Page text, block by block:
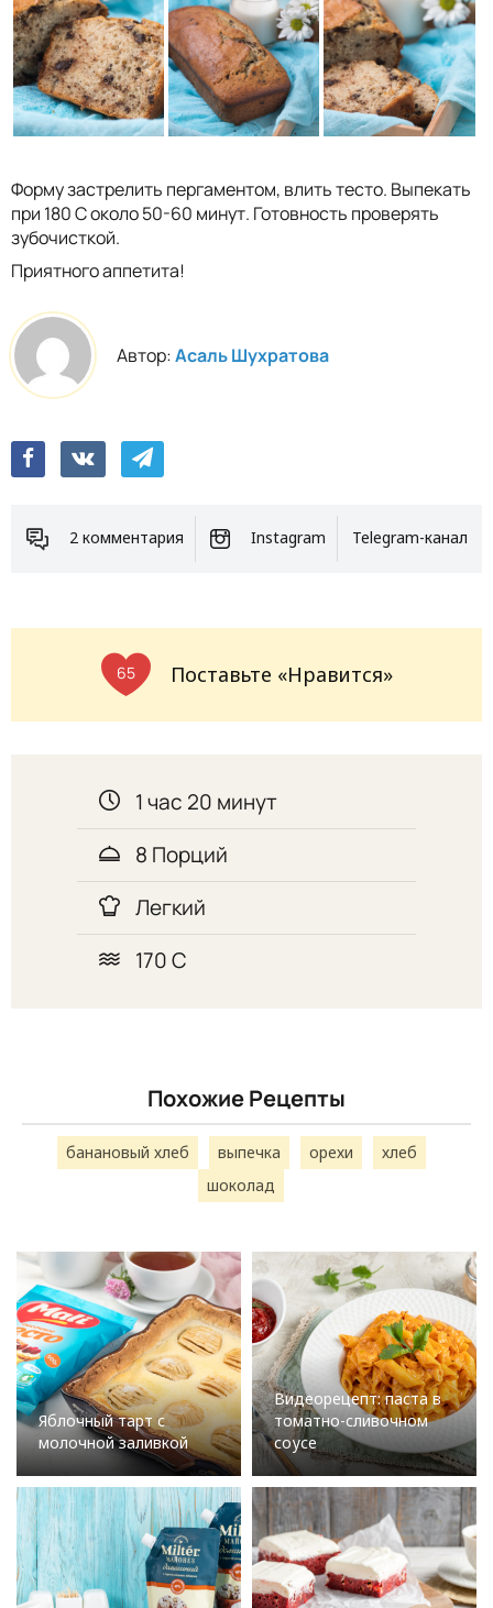
Форму застрелить пергаментом, влить тесто. Выпекать
при 180 С около 50-60 минут. Готовность проверять
зубочисткой.
Приятного аппетита!
Автор:Асаль Шухратова
2 комментария Instagram Telegram-канал
65 Поставьте «Нравится»
1 час 20 минут
8 Порций
Легкий
170 С
Похожие Рецепты
банановый хлеб выпечка орехи
хлеб
шоколад
Яблочный тарт с
молочной заливкой
Видеорецепт: паста в
томатно-сливочном
соусе